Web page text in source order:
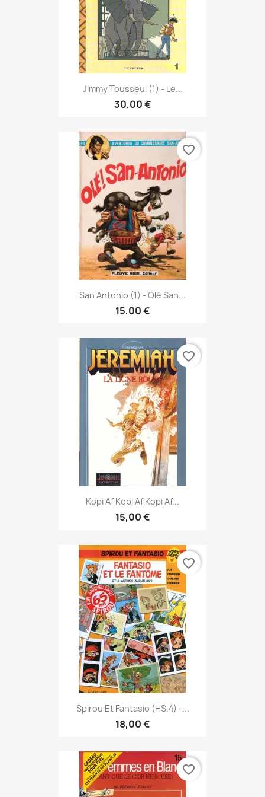
Jimmy Tousseul (1) - Le...
30,00 €
San Antonio (1) - Olé San...
15,00 €
favorite_border
Kopi Af Kopi Af Kopi Af...
15,00 €
favorite_border
Spirou Et Fantasio (HS.4) -...
18,00 €
favorite_border
favorite_border